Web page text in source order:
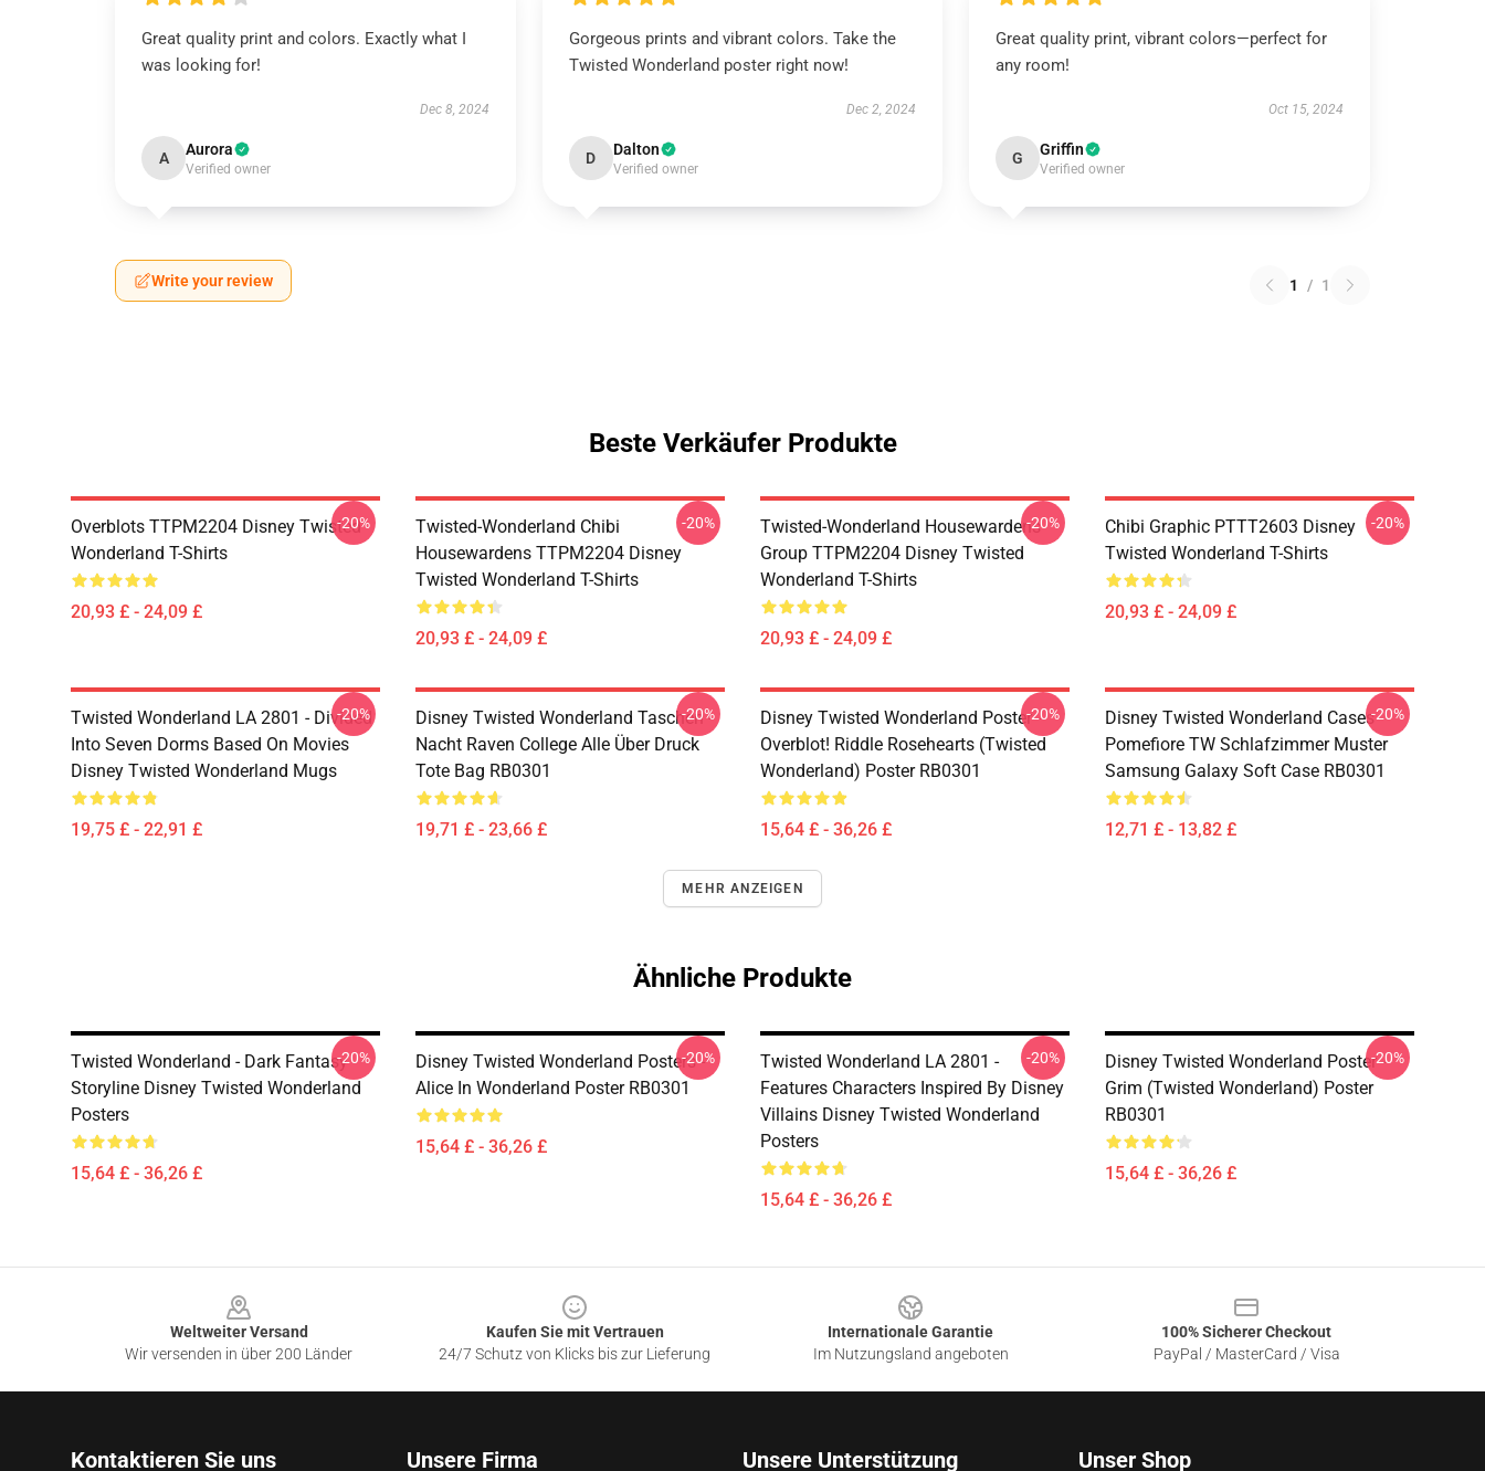
Great quality print and colors. Exactly what I
was looking for!
Dec 8, 2024
A Aurora
Verified owner
Gorgeous prints and vibrant colors. Take the
Twisted Wonderland poster right now!
Dec 2, 2024
D Dalton
Verified owner
Great quality print, vibrant colors—perfect for
any room!
Oct 15, 2024
G Griffin
Verified owner
Write your review 1 / 1
Beste Verkäufer Produkte
Overblots TTPM2204 Disney Twisted
Wonderland T-Shirts
20,93 £ - 24,09 £
-20%
Twisted-Wonderland Chibi
Housewardens TTPM2204 Disney
Twisted Wonderland T-Shirts
20,93 £ - 24,09 £
-20%
Twisted-Wonderland Housewardens
Group TTPM2204 Disney Twisted
Wonderland T-Shirts
20,93 £ - 24,09 £
-20%
Chibi Graphic PTTT2603 Disney
Twisted Wonderland T-Shirts
20,93 £ - 24,09 £
-20%
Twisted Wonderland LA 2801 - Divided
Into Seven Dorms Based On Movies
Disney Twisted Wonderland Mugs
19,75 £ - 22,91 £
-20%
Disney Twisted Wonderland Taschen -
Nacht Raven College Alle Über Druck
Tote Bag RB0301
19,71 £ - 23,66 £
-20%
Disney Twisted Wonderland Poster -
Overblot! Riddle Rosehearts (Twisted
Wonderland) Poster RB0301
15,64 £ - 36,26 £
-20%
Disney Twisted Wonderland Cases -
Pomefiore TW Schlafzimmer Muster
Samsung Galaxy Soft Case RB0301
12,71 £ - 13,82 £
-20%
MEHR ANZEIGEN
Ähnliche Produkte
Twisted Wonderland - Dark Fantasy
Storyline Disney Twisted Wonderland
Posters
15,64 £ - 36,26 £
-20%
Disney Twisted Wonderland Posters -
Alice In Wonderland Poster RB0301
15,64 £ - 36,26 £
-20%
Twisted Wonderland LA 2801 -
Features Characters Inspired By Disney
Villains Disney Twisted Wonderland
Posters
15,64 £ - 36,26 £
-20%
Disney Twisted Wonderland Poster -
Grim (Twisted Wonderland) Poster
RB0301
15,64 £ - 36,26 £
-20%
Weltweiter Versand
Wir versenden in über 200 Länder
Kaufen Sie mit Vertrauen
24/7 Schutz von Klicks bis zur Lieferung
Internationale Garantie
Im Nutzungsland angeboten
100% Sicherer Checkout
PayPal / MasterCard / Visa
Kontaktieren Sie uns Unsere Firma Unsere Unterstützung Unser Shop